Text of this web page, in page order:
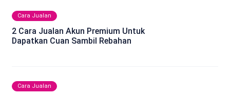
Cara Jualan
2 Cara Jualan Akun Premium Untuk
Dapatkan Cuan Sambil Rebahan
Cara Jualan